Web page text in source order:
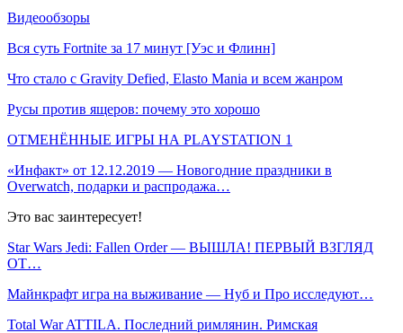
Видеообзоры
Вся суть Fortnite за 17 минут [Уэс и Флинн]
Что стало с Gravity Defied, Elasto Mania и всем жанром
Русы против ящеров: почему это хорошо
ОТМЕНЁННЫЕ ИГРЫ НА PLAYSTATION 1
«Инфакт» от 12.12.2019 — Новогодние праздники в
Overwatch, подарки и распродажа…
Это вас заинтересует!
Star Wars Jedi: Fallen Order — ВЫШЛА! ПЕРВЫЙ ВЗГЛЯД
ОТ…
Майнкрафт игра на выживание — Нуб и Про исследуют…
Total War ATTILA. Последний римлянин. Римская